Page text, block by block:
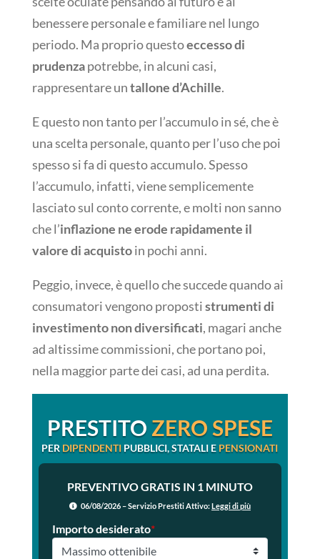
benessere personale e familiare nel lungo
periodo. Ma proprio questoeccesso di
prudenzapotrebbe, in alcuni casi,
rappresentare untallone d’Achille.
E questo non tanto per l’accumulo in sé, che è
una scelta personale, quanto per l’uso che poi
spesso si fa di questo accumulo. Spesso
l’accumulo, infatti, viene semplicemente
lasciato sul conto corrente, e molti non sanno
che l’inflazione ne erode rapidamente il
valore di acquistoin pochi anni.
Peggio, invece, è quello che succede quando ai
consumatori vengono propostistrumenti di
investimento non diversificati, magari anche
ad altissime commissioni, che portano poi,
nella maggior parte dei casi, ad una perdita.
PRESTITO ZERO SPESE
PER DIPENDENTI PUBBLICI, STATALI E PENSIONATI
PREVENTIVO GRATIS IN 1 MINUTO
06/08/2026 – Servizio Prestiti Attivo:Leggi di più
Importo desiderato*